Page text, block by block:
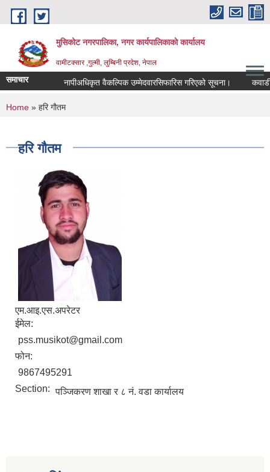
Skip to main content
मुसिकोट नगरपालिका, नगर कार्यपालिकाकाे कार्यालय
वामीटक्सार ,गुल्मी, लुम्बिनी प्रदेश, नेपाल
समाचार नापीअधिकृत वैकल्पिक उम्मेदवारसिफारिस गरिएको सूचना। कवाडी
You are here
Home » हरि गाैतम
हरि गाैतम
एम.आइ‍.एस.अपरेटर
ईमेल:
pss.musikot@gmail.com
फोन:
9867495291
Section: पञ्जिकरण शाखा र ८ नं. वडा कार्यालय